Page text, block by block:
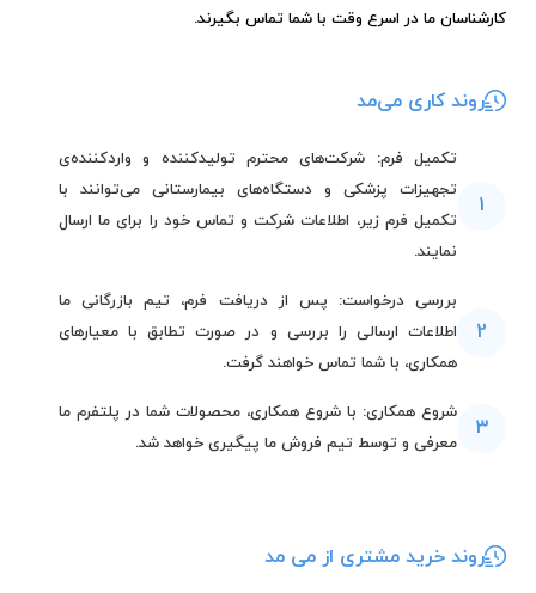
کارشناسان ما در اسرع وقت با شما تماس بگیرند.
روند کاری می‌مد
1
تکمیل فرم: شرکت‌های محترم تولیدکننده و واردکننده‌ی
تجهیزات پزشکی و دستگاه‌های بیمارستانی می‌توانند با
تکمیل فرم زیر، اطلاعات شرکت و تماس خود را برای ما ارسال
نمایند.
2
بررسی درخواست: پس از دریافت فرم، تیم بازرگانی ما
اطلاعات ارسالی را بررسی و در صورت تطابق با معیارهای
همکاری، با شما تماس خواهند گرفت.
3
شروع همکاری: با شروع همکاری، محصولات شما در پلتفرم ما
معرفی و توسط تیم فروش ما پیگیری خواهد شد.
روند خرید مشتری از می مد